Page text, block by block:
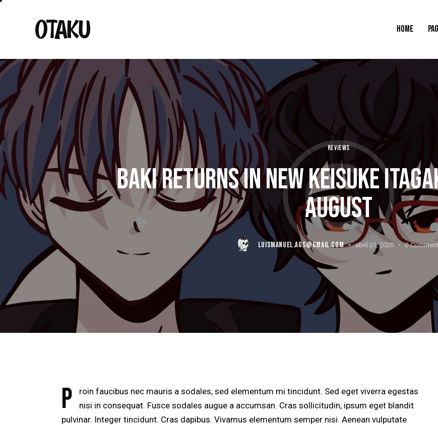
HOME
REVIEWS
BAKI RETURNS IN NEW KEISUKE
AUGUST
LUISMANUEL.AGS@GMAIL.COM abril 21, 2020 0
P
roin faucibus nec mauris a sodales, sed elementum mi tincidunt. Sed eget viverra egestas
nisi in consequat. Fusce sodales augue a accumsan. Cras sollicitudin, ipsum eget blandit
pulvinar. Integer tincidunt. Cras dapibus. Vivamus elementum semper nisi. Aenean vulputate